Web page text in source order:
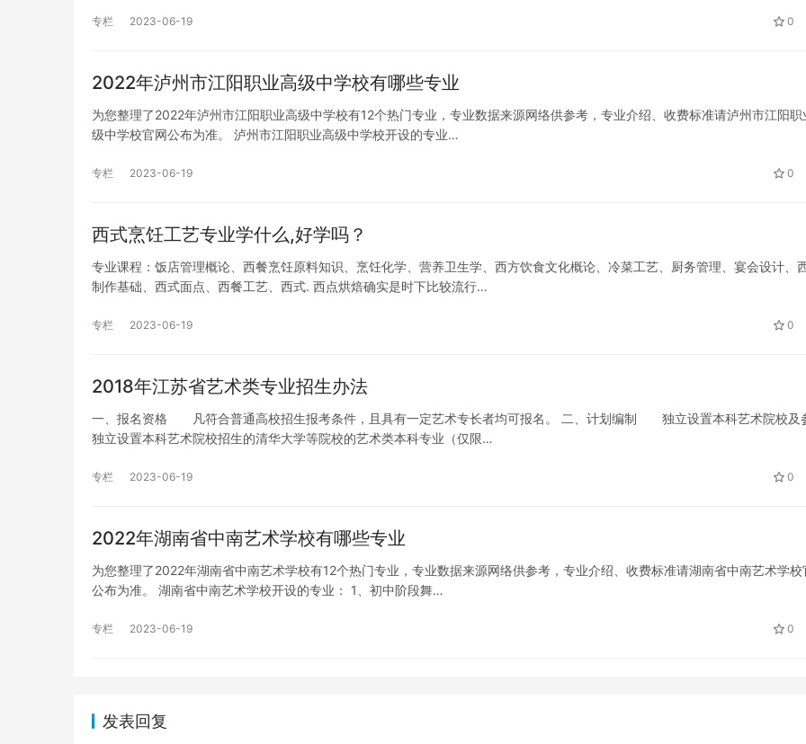
专栏 2023-06-19 0
2022年泸州市江阳职业高级中学校有哪些专业
为您整理了2022年泸州市江阳职业高级中学校有12个热门专业，专业数据来源网络供参考，专业介绍、收费标准请泸州市江阳职
级中学校官网公布为准。 泸州市江阳职业高级中学校开设的专业…
专栏 2023-06-19 0
西式烹饪工艺专业学什么,好学吗？
专业课程：饭店管理概论、西餐烹饪原料知识、烹饪化学、营养卫生学、西方饮食文化概论、冷菜工艺、厨务管理、宴会设计、
制作基础、西式面点、西餐工艺、西式. 西点烘焙确实是时下比较流行…
专栏 2023-06-19 0
2018年江苏省艺术类专业招生办法
一、报名资格 凡符合普通高校招生报考条件，且具有一定艺术专长者均可报名。 二、计划编制 独立设置本科艺术院校及
独立设置本科艺术院校招生的清华大学等院校的艺术类本科专业（仅限…
专栏 2023-06-19 0
2022年湖南省中南艺术学校有哪些专业
为您整理了2022年湖南省中南艺术学校有12个热门专业，专业数据来源网络供参考，专业介绍、收费标准请湖南省中南艺术学校
公布为准。 湖南省中南艺术学校开设的专业： 1、初中阶段舞…
专栏 2023-06-19 0
发表回复